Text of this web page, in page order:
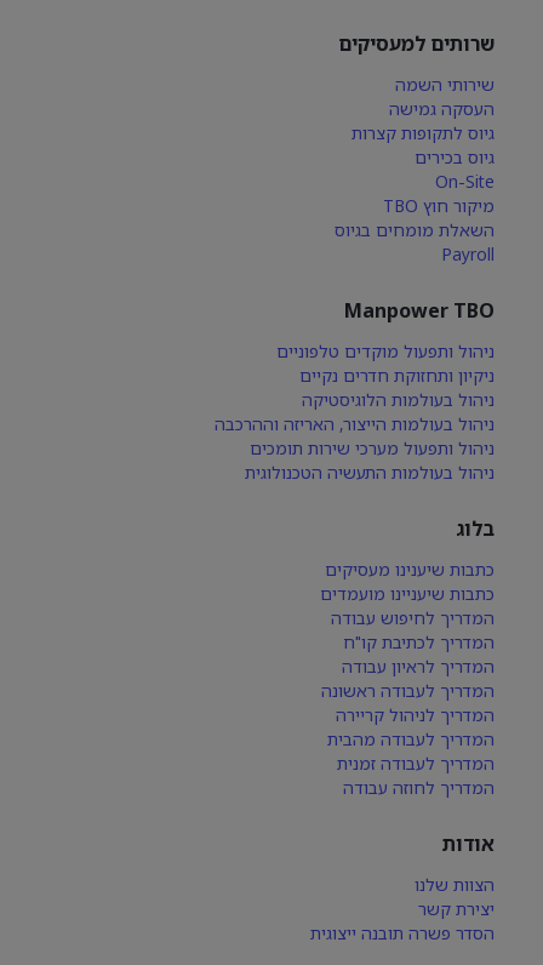
שרותים למעסיקים
שירותי השמה
העסקה גמישה
גיוס לתקופות קצרות
גיוס בכירים
On-Site
מיקור חוץ TBO
השאלת מומחים בגיוס
Payroll
Manpower TBO
ניהול ותפעול מוקדים טלפוניים
ניקיון ותחזוקת חדרים נקיים
ניהול בעולמות הלוגיסטיקה
ניהול בעולמות הייצור, האריזה וההרכבה
ניהול ותפעול מערכי שירות תומכים
ניהול בעולמות התעשיה הטכנולוגית
בלוג
כתבות שיענינו מעסיקים
כתבות שיעניינו מועמדים
המדריך לחיפוש עבודה
המדריך לכתיבת קו"ח
המדריך לראיון עבודה
המדריך לעבודה ראשונה
המדריך לניהול קריירה
המדריך לעבודה מהבית
המדריך לעבודה זמנית
המדריך לחוזה עבודה
אודות
הצוות שלנו
יצירת קשר
הסדר פשרה תובנה ייצוגית